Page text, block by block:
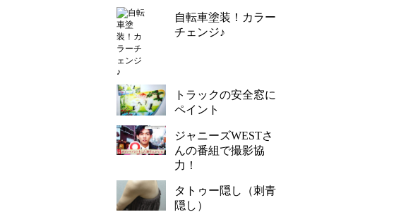
自転車塗装！カラー
チェンジ♪
トラックの安全窓に
ペイント
ジャニーズWESTさ
んの番組で撮影協
力！
タトゥー隠し（刺青
隠し）